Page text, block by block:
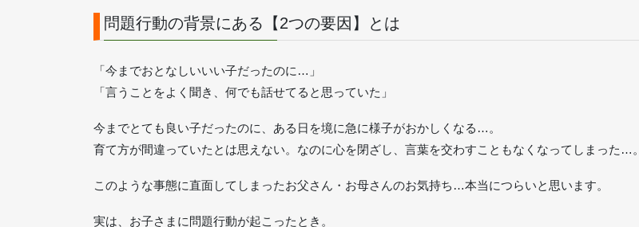
問題行動の背景にある【2つの要因】とは
「今までおとなしいいい子だったのに…」
「言うことをよく聞き、何でも話せてると思っていた」
今までとても良い子だったのに、ある日を境に急に様子がおかしくなる…。
育て方が間違っていたとは思えない。なのに心を閉ざし、言葉を交わすこともなくなってしまった…。
このような事態に直面してしまったお父さん・お母さんのお気持ち…本当につらいと思います。
実は、お子さまに問題行動が起こったとき。